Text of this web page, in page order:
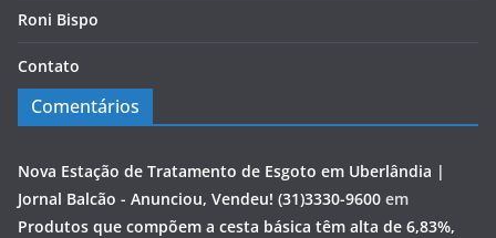
Roni Bispo
Contato
Comentários
Nova Estação de Tratamento de Esgoto em Uberlândia |
Jornal Balcão - Anunciou, Vendeu! (31)3330-9600 em
Produtos que compõem a cesta básica têm alta de 6,83%,